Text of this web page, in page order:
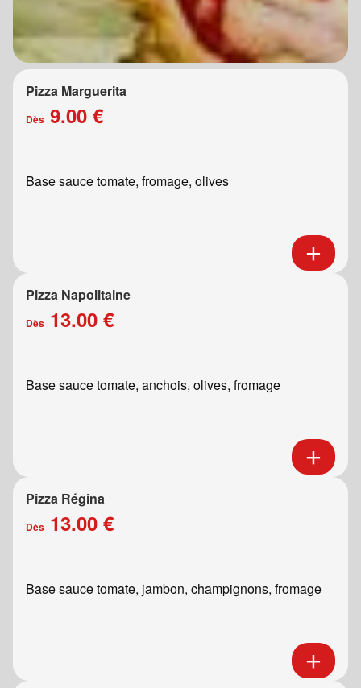
Pizza Marguerita
Dès 9.00 €
Base sauce tomate, fromage, olives
Pizza Napolitaine
Dès 13.00 €
Base sauce tomate, anchois, olives, fromage
Pizza Régina
Dès 13.00 €
Base sauce tomate, jambon, champignons, fromage